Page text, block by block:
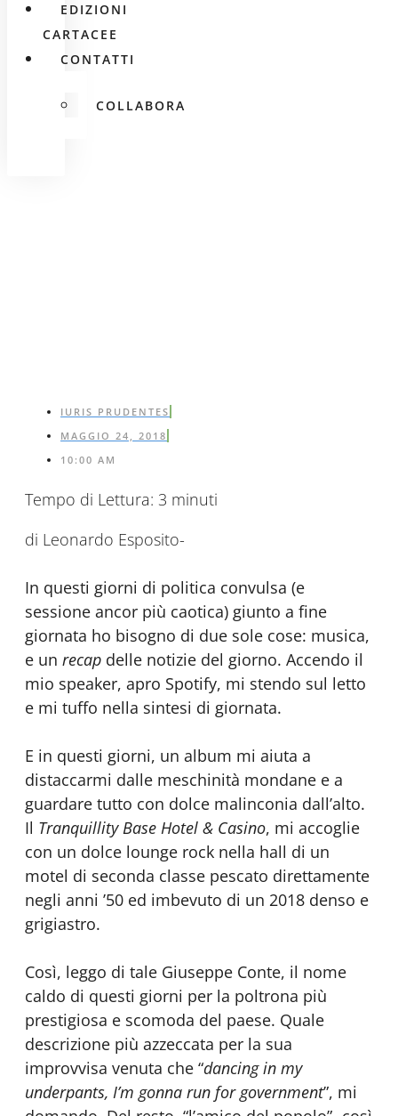
EDIZIONI
CARTACEE
CONTATTI
COLLABORA
IURIS PRUDENTES
MAGGIO 24, 2018
10:00 AM
Tempo di Lettura: 3 minuti
di Leonardo Esposito-
In questi giorni di politica convulsa (e
sessione ancor più caotica) giunto a fine
giornata ho bisogno di due sole cose: musica,
e un recap delle notizie del giorno. Accendo il
mio speaker, apro Spotify, mi stendo sul letto
e mi tuffo nella sintesi di giornata.
E in questi giorni, un album mi aiuta a
distaccarmi dalle meschinità mondane e a
guardare tutto con dolce malinconia dall’alto.
Il Tranquillity Base Hotel & Casino, mi accoglie
con un dolce lounge rock nella hall di un
motel di seconda classe pescato direttamente
negli anni ’50 ed imbevuto di un 2018 denso e
grigiastro.
Così, leggo di tale Giuseppe Conte, il nome
caldo di questi giorni per la poltrona più
prestigiosa e scomoda del paese. Quale
descrizione più azzeccata per la sua
improvvisa venuta che “dancing in my
underpants, I’m gonna run for government”, mi